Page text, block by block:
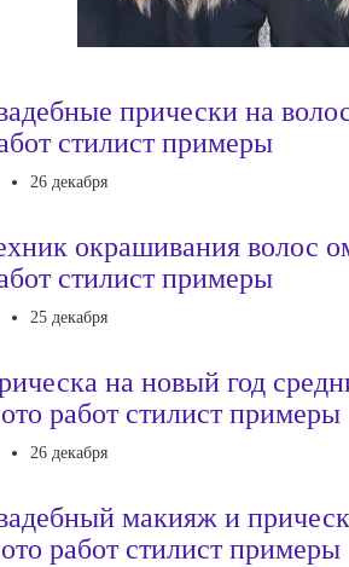
прически на
стилист примеры
26 декабря
окрашивания волос
стилист примеры
25 декабря
на новый год
работ стилист примеры
26 декабря
макияж и
работ стилист примеры